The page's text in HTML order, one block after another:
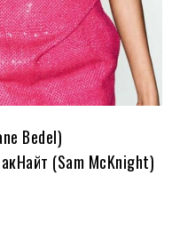
Bedel)
(Sam McKnight)